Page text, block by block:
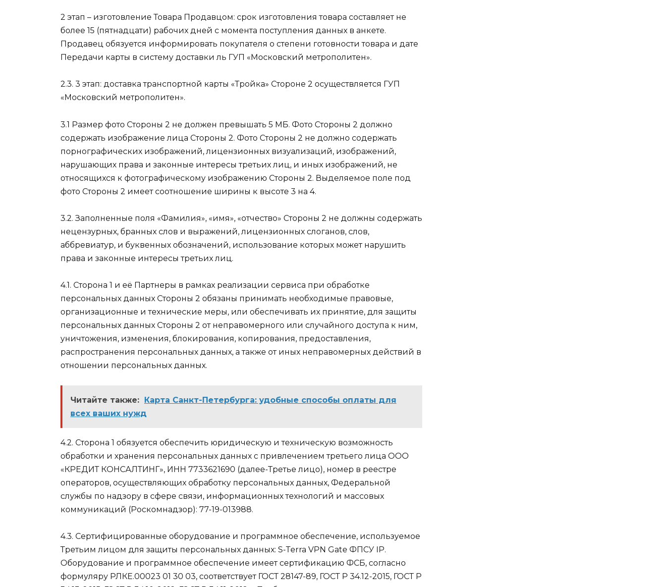
2 этап – изготовление Товара Продавцом: срок изготовления товара составляет не
более 15 (пятнадцати) рабочих дней с момента поступления данных в анкете.
Продавец обязуется информировать покупателя о степени готовности товара и дате
Передачи карты в систему доставки ль ГУП «Московский метрополитен».
2.3. 3 этап: доставка транспортной карты «Тройка» Стороне 2 осуществляется ГУП
«Московский метрополитен».
3.1 Размер фото Стороны 2 не должен превышать 5 МБ. Фото Стороны 2 должно
содержать изображение лица Стороны 2. Фото Стороны 2 не должно содержать
порнографических изображений, лицензионных визуализаций, изображений,
нарушающих права и законные интересы третьих лиц, и иных изображений, не
относящихся к фотографическому изображению Стороны 2. Выделяемое поле под
фото Стороны 2 имеет соотношение ширины к высоте 3 на 4.
3.2. Заполненные поля «Фамилия», «имя», «отчество» Стороны 2 не должны содержать
нецензурных, бранных слов и выражений, лицензионных слоганов, слов,
аббревиатур, и буквенных обозначений, использование которых может нарушить
права и законные интересы третьих лиц.
4.1. Сторона 1 и её Партнеры в рамках реализации сервиса при обработке
персональных данных Стороны 2 обязаны принимать необходимые правовые,
организационные и технические меры, или обеспечивать их принятие, для защиты
персональных данных Стороны 2 от неправомерного или случайного доступа к ним,
уничтожения, изменения, блокирования, копирования, предоставления,
распространения персональных данных, а также от иных неправомерных действий в
отношении персональных данных.
Читайте также: Карта Санкт-Петербурга: удобные способы оплаты для
всех ваших нужд
4.2. Сторона 1 обязуется обеспечить юридическую и техническую возможность
обработки и хранения персональных данных c привлечением третьего лица ООО
«КРЕДИТ КОНСАЛТИНГ», ИНН 7733621690 (далее-Третье лицо), номер в реестре
операторов, осуществляющих обработку персональных данных, Федеральной
службы по надзору в сфере связи, информационных технологий и массовых
коммуникаций (Роскомнадзор): 77-19-013988.
4.3. Сертифицированные оборудование и программное обеспечение, используемое
Третьим лицом для защиты персональных данных: S-Terra VPN Gate ФПСУ IP.
Оборудование и программное обеспечение имеет сертификацию ФСБ, согласно
формуляру РЛКЕ.00023 01 30 03, соответствует ГОСТ 28147-89, ГОСТ Р 34.12-2015, ГОСТ Р